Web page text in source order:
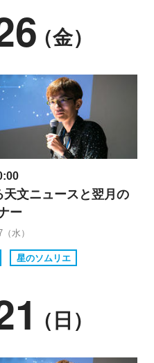
（金）
文ニュースと翌月の
ー
水）
星のソムリエ
（日）